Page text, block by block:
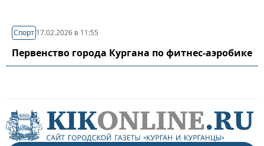
Спорт 17.02.2026 в 11:55
Первенство города Кургана по фитнес-аэробике